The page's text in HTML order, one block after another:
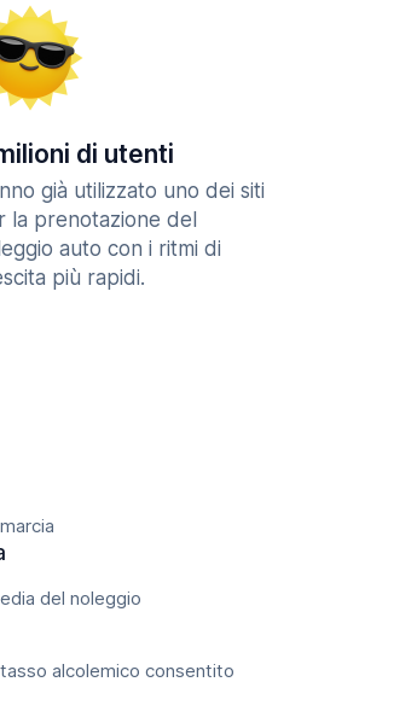
di utenti
già utilizzato uno dei siti
la prenotazione del
auto con i ritmi di
più rapidi.
del noleggio
alcolemico consentito